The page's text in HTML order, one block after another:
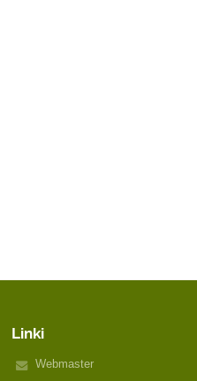
Linki
Webmaster